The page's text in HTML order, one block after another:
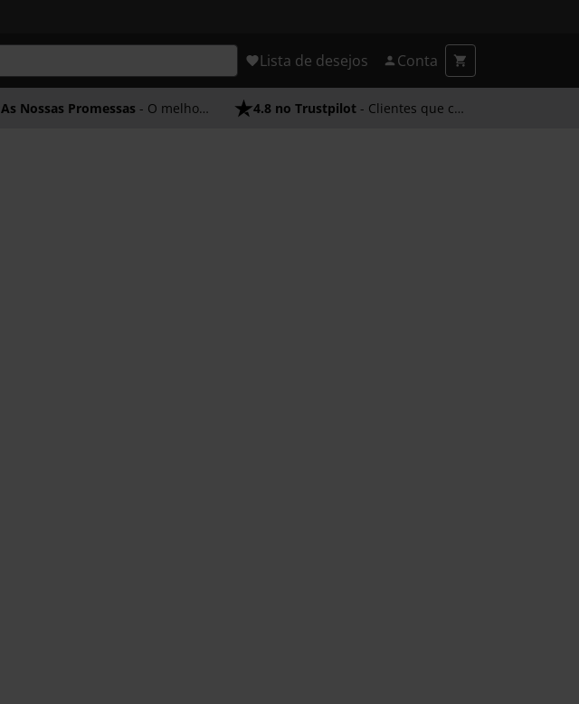
Lista de desejos Conta
As Nossas Promessas - O melhor atendimento 4.8 no Trustpilot - Clientes que confiam em nós